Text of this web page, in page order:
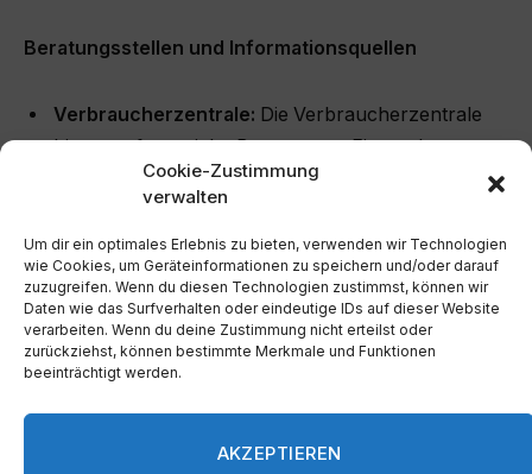
Cookie-Zustimmung
verwalten
Um dir ein optimales Erlebnis zu bieten, verwenden wir Technologien
wie Cookies, um Geräteinformationen zu speichern und/oder darauf
zuzugreifen. Wenn du diesen Technologien zustimmst, können wir
Daten wie das Surfverhalten oder eindeutige IDs auf dieser Website
verarbeiten. Wenn du deine Zustimmung nicht erteilst oder
zurückziehst, können bestimmte Merkmale und Funktionen
beeinträchtigt werden.
AKZEPTIEREN
Beratungsstellen und Informationsquellen
Verbraucherzentrale: Die Verbraucherzentrale
bietet umfangreiche Beratung zu Finanzthemen,
einschließlich Schuldenmanagement.
Informationen und Kontaktdetails finden Sie auf
ihrer offiziellen Webseite:Verbraucherzentrale.
Schuldnerberatungsstellen:Für persönliche
Beratung und Unterstützung bei
Schuldenproblemen können lokale
Schuldnerberatungsstellen eine wertvolle
Ressource sein. Adressen und Angebote variieren